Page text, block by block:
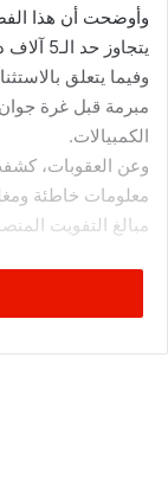
وأوضحت أن هذا
يتجاوز حد الـ5 آلاف دينار.
وفيما يتعلق
الكمبيالات.
وعن العقوبات،
مبالغ التفويت